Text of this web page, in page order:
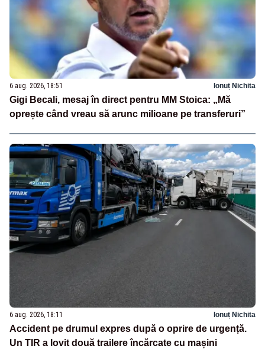
6 aug. 2026, 18:51 Ionuț Nichita
Gigi Becali, mesaj în direct pentru MM Stoica: „Mă
oprește când vreau să arunc milioane pe transferuri”
6 aug. 2026, 18:11 Ionuț Nichita
Accident pe drumul expres după o oprire de urgență.
Un TIR a lovit două trailere încărcate cu mașini